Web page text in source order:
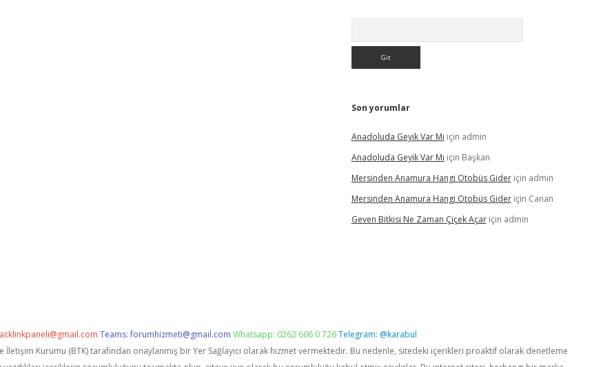
Son yorumlar
Anadoluda Geyik Var Mı için admin
Anadoluda Geyik Var Mı için Başkan
Mersinden Anamura Hangi Otobüs Gideriçin admin
Mersinden Anamura Hangi Otobüs Gideriçin Canan
Geven Bitkisi Ne Zaman Çiçek Açariçin admin
Teams:forumhizmeti@gmail.com Whatsapp: 0262 606 0 726Telegram: @karabul
İletişim Kurumu (BTK) tarafından onaylanmış bir Yer Sağlayıcı olarak hizmet vermektedir. Bu nedenle, sitedeki içerikleri proaktif olarak denetleme